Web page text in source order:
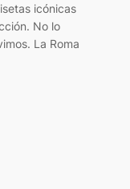
icónicas
No lo
La Roma